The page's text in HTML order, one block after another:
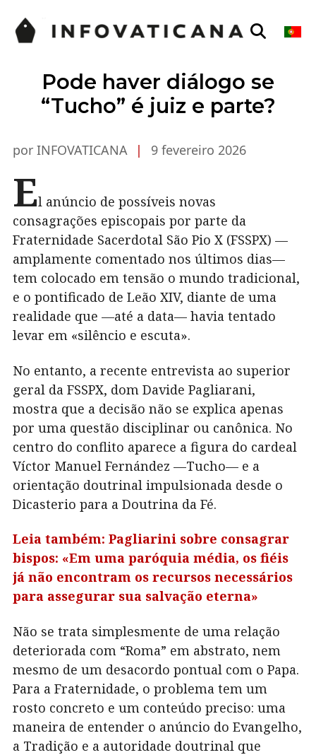
Pode haver diálogo se
“Tucho” é juiz e parte?
por INFOVATICANA | 9 fevereiro 2026
El anúncio de possíveis novas
consagrações episcopais por parte da
Fraternidade Sacerdotal São Pio X (FSSPX) —
amplamente comentado nos últimos dias—
tem colocado em tensão o mundo tradicional,
e o pontificado de Leão XIV, diante de uma
realidade que —até a data— havia tentado
levar em «silêncio e escuta».
No entanto, a recente entrevista ao superior
geral da FSSPX, dom Davide Pagliarani,
mostra que a decisão não se explica apenas
por uma questão disciplinar ou canônica. No
centro do conflito aparece a figura do cardeal
Víctor Manuel Fernández —Tucho— e a
orientação doutrinal impulsionada desde o
Dicasterio para a Doutrina da Fé.
Leia também: Pagliarini sobre consagrar
bispos: «Em uma paróquia média, os fiéis
já não encontram os recursos necessários
para assegurar sua salvação eterna»
Não se trata simplesmente de uma relação
deteriorada com “Roma” em abstrato, nem
mesmo de um desacordo pontual com o Papa.
Para a Fraternidade, o problema tem um
rosto concreto e um conteúdo preciso: uma
maneira de entender o anúncio do Evangelho,
a Tradição e a autoridade doutrinal que